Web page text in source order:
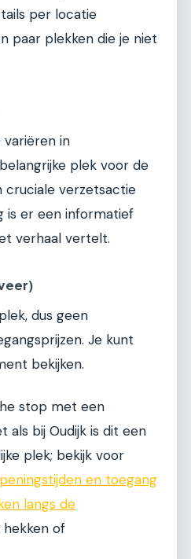
per locatie
paar plekken die je niet
variëren in
plek voor de
cruciale verzetsactie
is er een informatief
verhaal vertelt.
dus geen
Je kunt
bekijken.
stop met een
als bij Oudijk is dit een
plek; bekijk voor
en toegang
langs de
hekken of